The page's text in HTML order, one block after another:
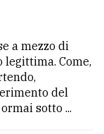
a mezzo di
Come,
del
sotto ...